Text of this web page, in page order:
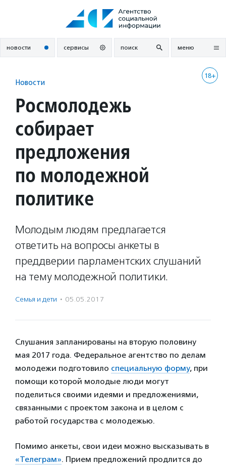
новости сервисы поиск меню
18+
Новости
Росмолодежь
собирает
предложения
по молодежной
политике
Молодым людям предлагается
ответить на вопросы анкеты в
преддверии парламентских слушаний
на тему молодежной политики.
Семья и дети · 05.05.2017
Слушания запланированы на вторую половину
мая 2017 года. Федеральное агентство по делам
молодежи подготовило специальную форму, при
помощи которой молодые люди могут
поделиться своими идеями и предложениями,
связанными с проектом закона и в целом с
работой государства с молодежью.
Помимо анкеты, свои идеи можно высказывать в
«Телеграм». Прием предложений продлится до